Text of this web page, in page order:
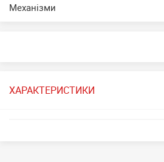
Механізми
ХАРАКТЕРИСТИКИ